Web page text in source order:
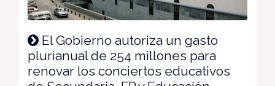
El Gobierno autoriza un gasto
plurianual de 254 millones para
renovar los conciertos educativos